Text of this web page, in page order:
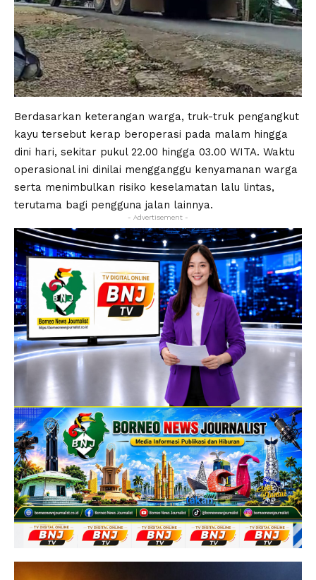
Berdasarkan keterangan warga, truk-truk pengangkut
kayu tersebut kerap beroperasi pada malam hingga
dini hari, sekitar pukul 22.00 hingga 03.00 WITA. Waktu
operasional ini dinilai mengganggu kenyamanan warga
serta menimbulkan risiko keselamatan lalu lintas,
terutama bagi pengguna jalan lainnya.
- Advertisement -